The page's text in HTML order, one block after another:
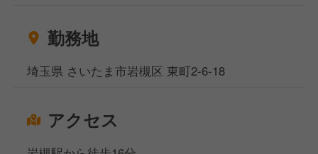
勤務地
埼玉県 さいたま市岩槻区 東町2-6-18
アクセス